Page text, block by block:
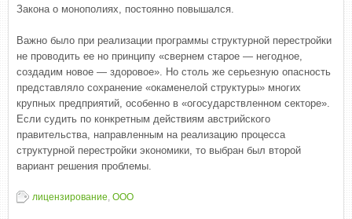
Закона о монополиях, постоянно повышался.
Важно было при реализации программы структурной перестройки
не проводить ее но принципу «свернем старое — негодное,
создадим новое — здоровое». Но столь же серьезную опасность
представляло сохранение «окаменелой структуры» многих
крупных предприятий, особенно в «огосударствленном секторе».
Если судить по конкретным действиям австрийского
правительства, направленным на реализацию процесса
структурной перестройки экономики, то выбран был второй
вариант решения проблемы.
лицензирование, ООО